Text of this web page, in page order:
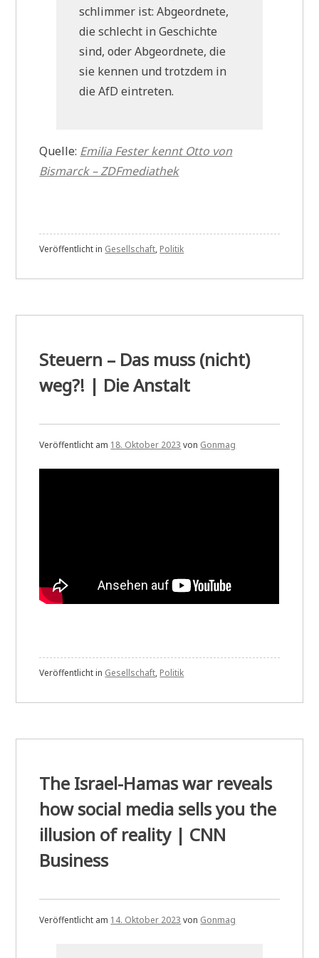
schlimmer ist: Abgeordnete,
die schlecht in Geschichte
sind, oder Abgeordnete, die
sie kennen und trotzdem in
die AfD eintreten.
Quelle: Emilia Fester kennt Otto von
Bismarck – ZDFmediathek
Veröffentlicht in Gesellschaft, Politik
Steuern – Das muss (nicht)
weg?! | Die Anstalt
Veröffentlicht am 18. Oktober 2023 von Gonmag
Veröffentlicht in Gesellschaft, Politik
The Israel-Hamas war reveals
how social media sells you the
illusion of reality | CNN
Business
Veröffentlicht am 14. Oktober 2023 von Gonmag